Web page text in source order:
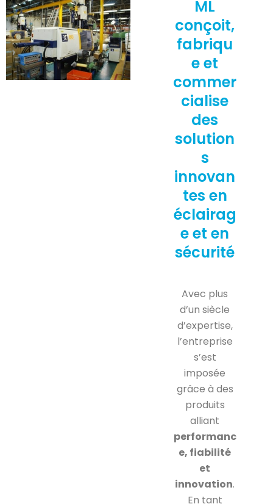
ML
conçoit,
fabriqu
e et
commer
cialise
des
solution
s
innovan
tes en
éclairag
e et en
sécurité
Avec plus
d’un siècle
d’expertise,
l’entreprise
s’est
imposée
grâce à des
produits
alliant
performanc
e, fiabilité
et
innovation.
En tant